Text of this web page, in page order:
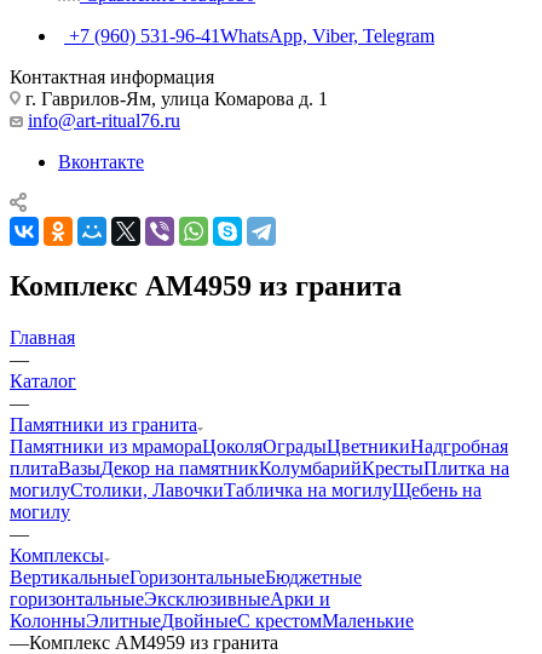
+7 (960) 531-96-41WhatsApp, Viber, Telegram
Контактная информация
г. Гаврилов-Ям, улица Комарова д. 1
info@art-ritual76.ru
Вконтакте
Комплекс AM4959 из гранита
Главная
—
Каталог
—
Памятники из гранита
Памятники из мрамораЦоколяОградыЦветникиНадгробная
плитаВазыДекор на памятникКолумбарийКрестыПлитка на
могилуСтолики, ЛавочкиТабличка на могилуЩебень на
могилу
—
Комплексы
ВертикальныеГоризонтальныеБюджетные
горизонтальныеЭксклюзивныеАрки и
КолонныЭлитныеДвойныеС крестомМаленькие
—Комплекс AM4959 из гранита